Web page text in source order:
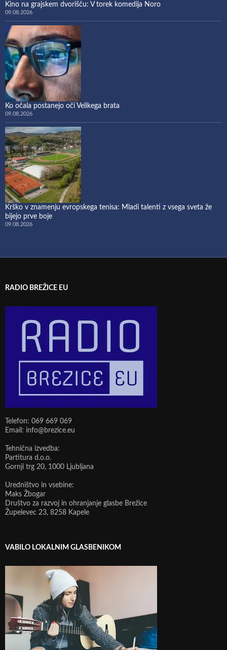
Kino na grajskem dvorišču: V torek komedija Noro
09.08.2026
Ko očala postanejo oči Velikega brata
09.08.2026
Krško v znamenju evropskega tenisa: Mladi talenti z vsega sveta že
bijejo prve boje
09.08.2026
RADIO BREŽICE EU
Telefon: 069 669 069
Email: info@brezice.eu
Tehnična izvedba:
Partitura d.o.o.
Gornji trg 20, 1000 Ljubljana
Uredništvo in vsebine:
Maks Žbogar
Društvo za razvoj in ohranjanje glasbe Brežice
Župelevec 23, 8258 Kapele
VABILO LOKALNIM GLASBENIKOM